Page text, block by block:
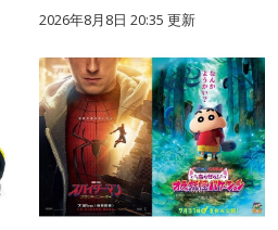
2026年8月8日 20:35 更新